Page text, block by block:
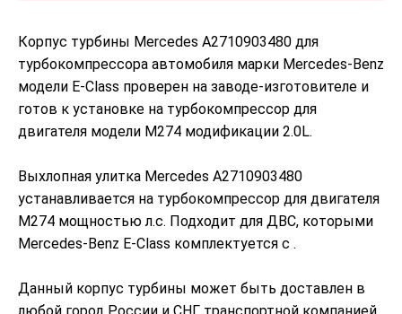
Корпус турбины Mercedes A2710903480 для
турбокомпрессора автомобиля марки Mercedes-Benz
модели E-Class проверен на заводе-изготовителе и
готов к установке на турбокомпрессор для
двигателя модели M274 модификации 2.0L.
Выхлопная улитка Mercedes A2710903480
устанавливается на турбокомпрессор для двигателя
M274 мощностью л.с. Подходит для ДВС, которыми
Mercedes-Benz E-Class комплектуется с .
Данный корпус турбины может быть доставлен в